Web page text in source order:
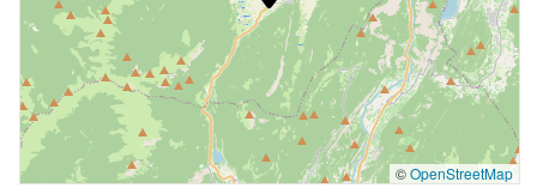
©OpenStreetMap